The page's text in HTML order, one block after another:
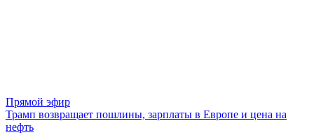
Прямой эфир
Трамп возвращает пошлины, зарплаты в Европе и цена на
нефть